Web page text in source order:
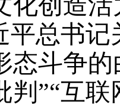
平总书
态斗争
判”“互